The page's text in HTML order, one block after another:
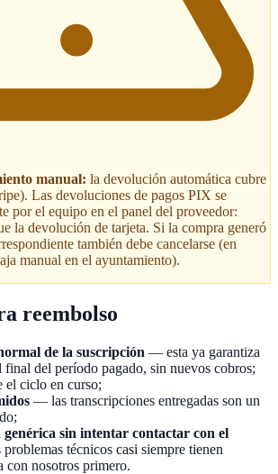
manual: la devolución automática cubre
Las devoluciones de pagos PIX se
por el equipo en el panel del proveedor:
la devolución de tarjeta. Si la compra generó
también debe cancelarse (en
manual en el ayuntamiento).
reembolso
de la suscripción — esta ya garantiza
final del período pagado, sin nuevos cobros;
el ciclo en curso;
— las transcripciones entregadas son un
genérica sin intentar contactar con el
técnicos casi siempre tienen
con nosotros primero.